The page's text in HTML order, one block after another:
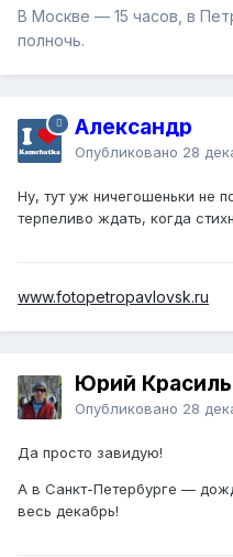
В Москве — 15 часов, в
полночь.
Александр
Опубликовано 28
Ну, тут уж ничегошеньки не
терпеливо ждать, когда
www.fotopetropavlovsk.ru
Юрий
Опубликовано 28
Да просто завидую!
А в Санкт-Петербурге —
весь декабрь!